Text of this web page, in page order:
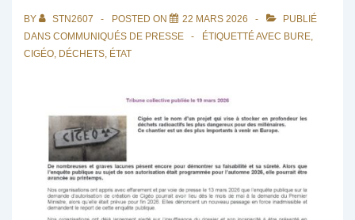
BY STN2607 POSTED ON 22 MARS 2026
PUBLIÉ
DANS COMMUNIQUÉS DE PRESSE ÉTIQUETTÉ AVEC BURE,
CIGÉO, DÉCHETS, ÉTAT